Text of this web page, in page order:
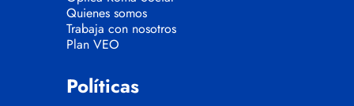
Quienes somos
Trabaja con nosotros
Plan VEO
Políticas